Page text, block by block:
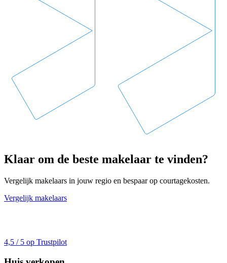
Klaar om de beste makelaar te vinden?
Vergelijk makelaars in jouw regio en bespaar op courtagekosten.
Vergelijk makelaars
4,5 / 5 op Trustpilot